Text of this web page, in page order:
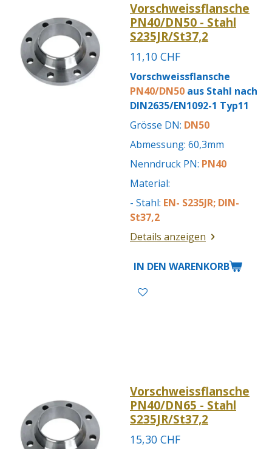
Vorschweissflansche
PN40/DN50 - Stahl
S235JR/St37,2
11,10 CHF
Vorschweissflansche
PN40/DN50 aus Stahl nach
DIN2635/EN1092-1 Typ11
Grösse DN: DN50
Abmessung: 60,3mm
Nenndruck PN: PN40
Material:
- Stahl: EN- S235JR; DIN-
St37,2
Details anzeigen
IN DEN WARENKORB
Vorschweissflansche
PN40/DN65 - Stahl
S235JR/St37,2
15,30 CHF